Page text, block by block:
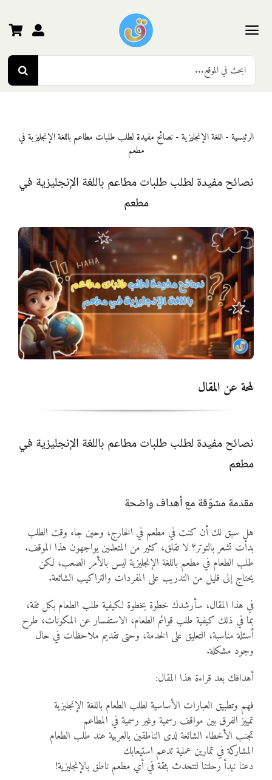
content
Toggle
Navigation
الرئيسية
المرحلة الثالثة
المواد
أنواع الموارد
الألعاب التفاعلية
Search
for:
الرئيسية-اللغة الإنجليزية- نصائح مفيدة لطلب طلبات مطاعم باللغة الإنجليزية في
مطعم
نصائح مفيدة لطلب طلبات مطاعم باللغة الإنجليزية في
مطعم
لمحة عن المقال
نصائح مفيدة لطلب طلبات مطاعم باللغة الإنجليزية في
مطعم
مقدمة مشوّقة مع أهداف واضحة
هل سبق لك أن كنت في مطعم في الخارج، وحين جاء وقت الطلب
بدأت تشعر بالتوتر؟ لا تقلق، كثير من المتعلمين يواجهون هذا الموقف.
طلب الطعام في مطعم باللغة الإنجليزية ليس بالأمر الصعب، لكن
يحتاج إلى قليل من التدريب على المفردات والتراكيب الشائعة.
في هذا المقال، سأرشدك خطوة بخطوة لكيفية طلب الطعام بكل ثقة،
بما في ذلك كيفية طلب قوائم الطعام، الاستفسار عن المكونات، طرح
أسئلة مناسبة، التعليق على الخدمة، وحتى تقديم ملاحظات في حال
وجود مشكلة.
أهدافك بعد قراءة هذا المقال:
فهم وتطبيق العبارات الأساسية لطلب الطعام باللغة الإنجليزية
تمييز الفرق بين مواقف رسمية وغير رسمية في المطاعم
تجنب الأخطاء الشائعة لدى الناطقين بالعربية عند طلب الطعام
المشاركة في تمارين عملية تدعم استيعابك
دعنا نبدأ رحلتنا لتتحدث بثقة في أي مطعم ناطق بالإنجليزية!